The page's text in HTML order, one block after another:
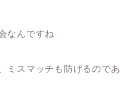
なんですね
ミスマッチも防げるのであ